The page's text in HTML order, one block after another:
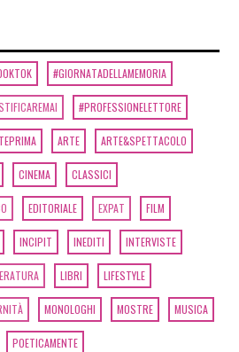
#GIORNATADELLAMEMORIA
#PROFESSIONELETTORE
ARTE ARTE&SPETTACOLO
CINEMA CLASSICI
EDITORIALE EXPAT FILM
INCIPIT INEDITI INTERVISTE
LIBRI LIFESTYLE
MONOLOGHI MOSTRE MUSICA
POETICAMENTE